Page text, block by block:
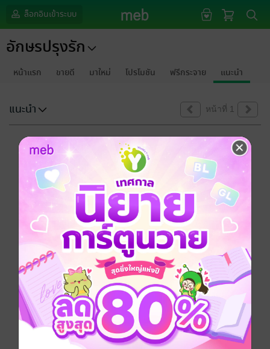
ล็อกอินเข้าระบบ
อักษรปรุงรัก
หน้าแรก ขายดี มาใหม่ โปรโมชัน ฟรีกระจาย แนะนำ
แนะนำ หน้าที่ 1
ขออภัยด้วยนะคะ
ไม่พบข้อมูลในหัวข้อที่คุณกำลังชมค่ะ